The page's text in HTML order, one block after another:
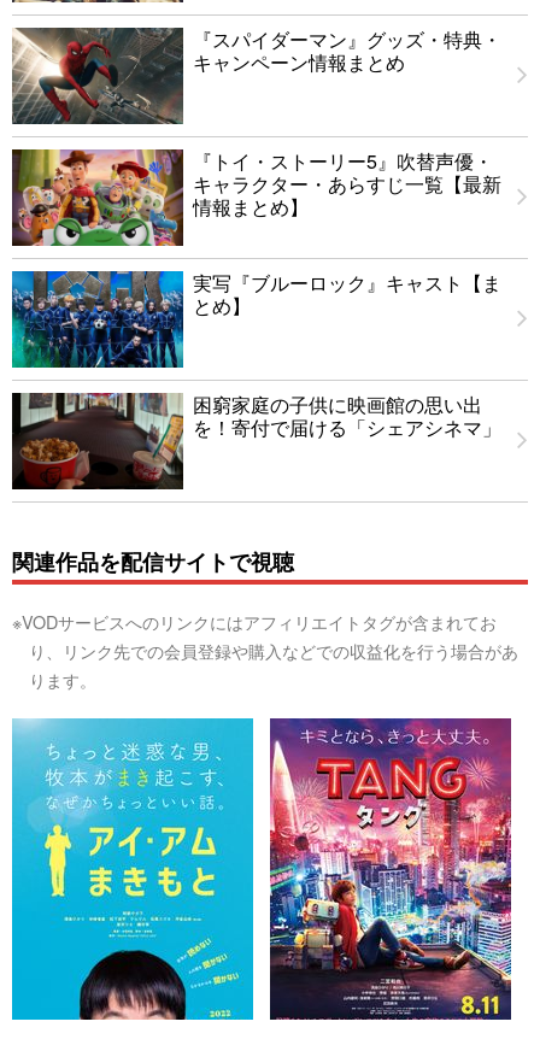
『スパイダーマン』グッズ・特典・
キャンペーン情報まとめ
『トイ・ストーリー5』吹替声優・
キャラクター・あらすじ一覧【最新
情報まとめ】
実写『ブルーロック』キャスト【ま
とめ】
困窮家庭の子供に映画館の思い出
を！寄付で届ける「シェアシネマ」
関連作品を配信サイトで視聴
※VODサービスへのリンクにはアフィリエイトタグが含まれてお
り、リンク先での会員登録や購入などでの収益化を行う場合があ
ります。